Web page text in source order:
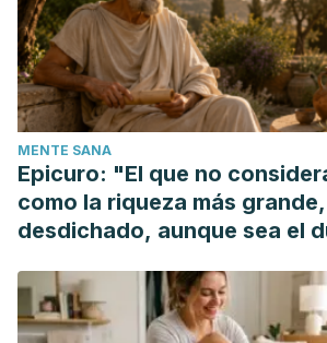
Nueva York: Cambridge UP, p. 37.
Pijpers, D.; Constant, J. G., and
Complete Book of Fruit. London:
MENTE SANA
Epicuro: "El que no
como la riqueza más
desdichado, aunque sea el